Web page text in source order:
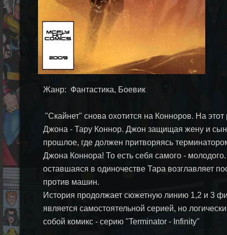
Жанр: Фантастика, Боевик
"Скайнет" снова охотится на Конноров. На этот
Джона - Тару Коннор. Джон защищая жену и
прошлое, где должен притворяясь
Джона Коннора! То есть себя самого -
оставшаяся в одиночестве Тара возглавляет
против машин.
История продолжает сюжетную линию 1,2 и 3
является самостоятельной серией, но
собой комикс - серию "Terminator - Infinity"